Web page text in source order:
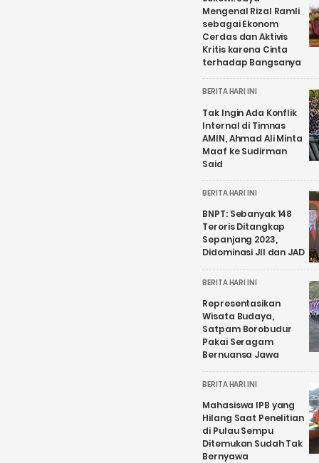
Mengenal Rizal Ramli
sebagai Ekonom
Cerdas dan Aktivis
Kritis karena Cinta
terhadap Bangsanya
BERITA HARI INI
Tak Ingin Ada Konflik
Internal di Timnas
AMIN, Ahmad Ali Minta
Maaf ke Sudirman
Said
BERITA HARI INI
BNPT: Sebanyak 148
Teroris Ditangkap
Sepanjang 2023,
Didominasi JII dan JAD
BERITA HARI INI
Representasikan
Wisata Budaya,
Satpam Borobudur
Pakai Seragam
Bernuansa Jawa
BERITA HARI INI
Mahasiswa IPB yang
Hilang Saat Penelitian
di Pulau Sempu
Ditemukan Sudah Tak
Bernyawa